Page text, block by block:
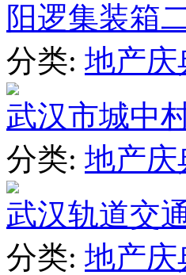
阳逻集装箱
分类: 地产庆
武汉市城中
分类: 地产庆
武汉轨道交
分类: 地产庆